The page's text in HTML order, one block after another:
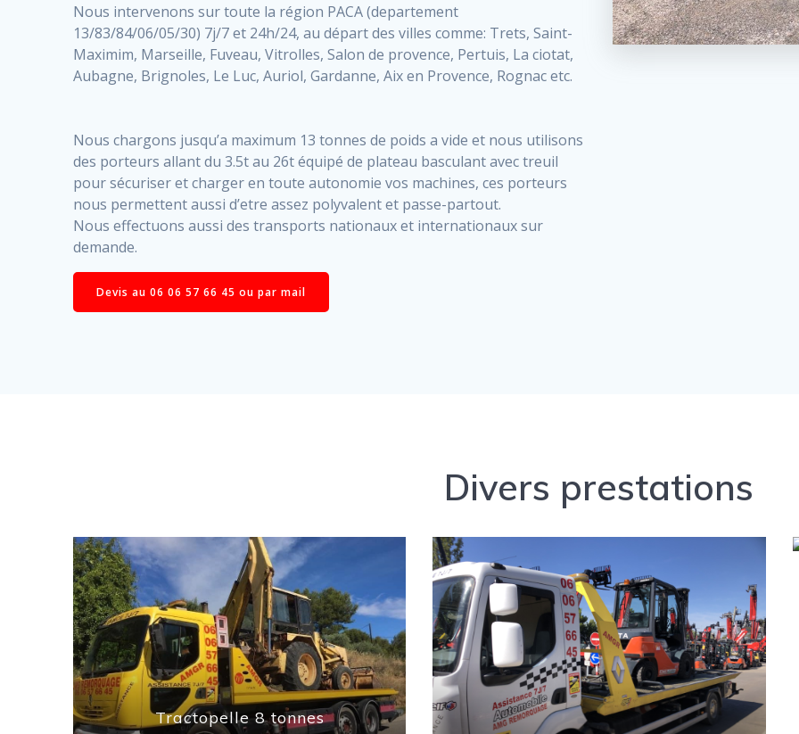
Nous intervenons sur toute la région PACA (departement
13/83/84/06/05/30) 7j/7 et 24h/24, au départ des villes comme: Trets, Saint-
Maximim, Marseille, Fuveau, Vitrolles, Salon de provence, Pertuis, La ciotat,
Aubagne, Brignoles, Le Luc, Auriol, Gardanne, Aix en Provence, Rognac etc.
Nous chargons jusqu’a maximum 13 tonnes de poids a vide et nous utilisons
des porteurs allant du 3.5t au 26t équipé de plateau basculant avec treuil
pour sécuriser et charger en toute autonomie vos machines, ces porteurs
nous permettent aussi d’etre assez polyvalent et passe-partout.
Nous effectuons aussi des transports nationaux et internationaux sur
demande.
Devis au 06 06 57 66 45 ou par mail
Divers prestations
Tractopelle 8 tonnes